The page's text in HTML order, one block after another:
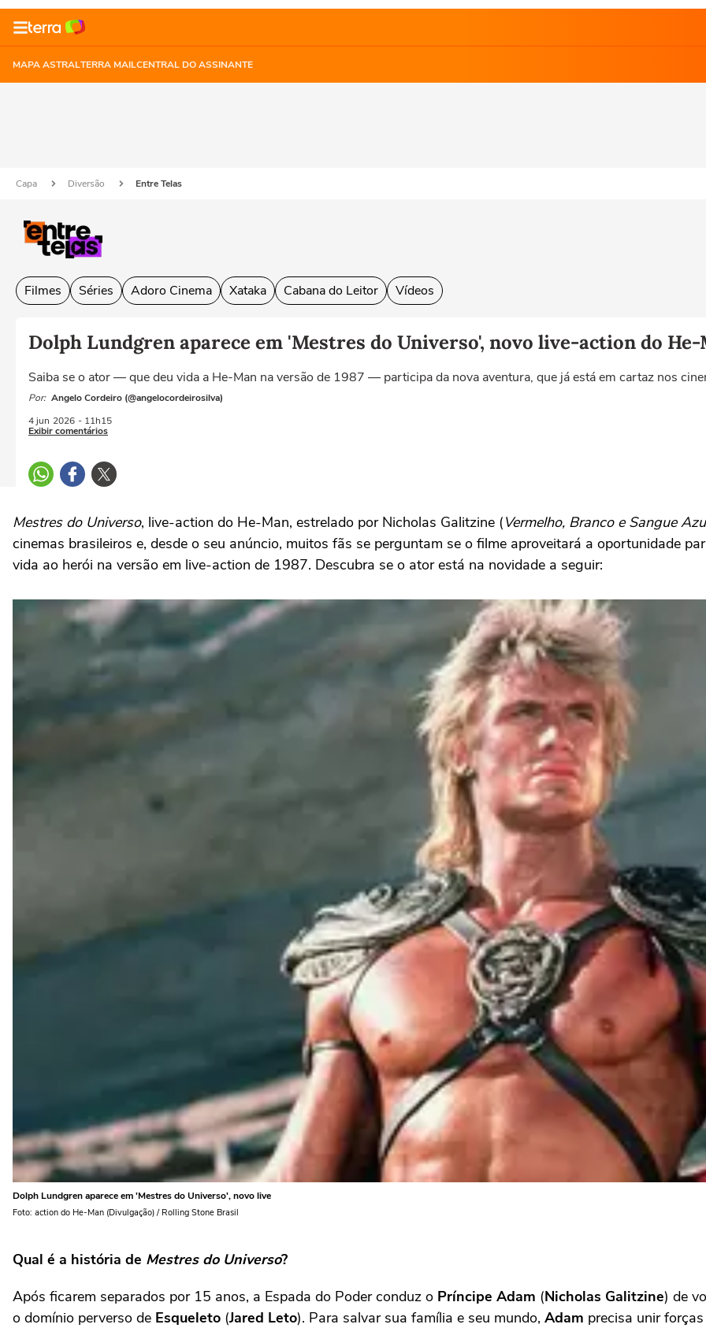
MAPA ASTRALTERRA MAILCENTRAL DO ASSINANTE
Capa Diversão Entre Telas
Filmes Séries Adoro Cinema Xataka Cabana do Leitor Vídeos
Dolph Lundgren aparece em 'Mestres do Universo', novo live-action do He-
Saiba se o ator — que deu vida a He-Man na versão de 1987 — participa da nova aventura, que já está em cartaz nos
Por: Angelo Cordeiro (@angelocordeirosilva)
4 jun 2026 - 11h15
Exibir comentários
Mestres do Universo, live-action do He-Man, estrelado por Nicholas Galitzine (Vermelho, Branco e Sangue
cinemas brasileiros e, desde o seu anúncio, muitos fãs se perguntam se o filme aproveitará a oportunidade
vida ao herói na versão em live-action de 1987. Descubra se o ator está na novidade a seguir:
Dolph Lundgren aparece em 'Mestres do Universo', novo live
Foto: action do He-Man (Divulgação) / Rolling Stone Brasil
Qual é a história de Mestres do Universo?
Após ficarem separados por 15 anos, a Espada do Poder conduz o Príncipe Adam (Nicholas Galitzine) de
o domínio perverso de Esqueleto (Jared Leto). Para salvar sua família e seu mundo, Adam precisa unir